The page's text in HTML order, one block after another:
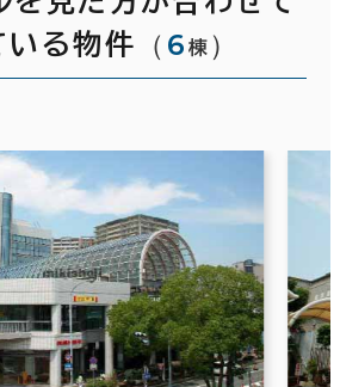
いる物件
（ 6 棟 ）